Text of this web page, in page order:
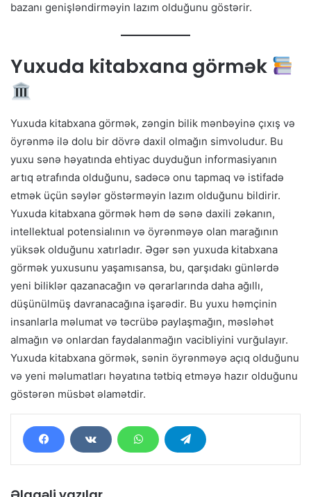
bazanı genişləndirməyin lazım olduğunu göstərir.
Yuxuda kitabxana görmək
Yuxuda kitabxana görmək, zəngin bilik mənbəyinə çıxış və
öyrənmə ilə dolu bir dövrə daxil olmağın simvoludur. Bu
yuxu sənə həyatında ehtiyac duyduğun informasiyanın
artıq ətrafında olduğunu, sadəcə onu tapmaq və istifadə
etmək üçün səylər göstərməyin lazım olduğunu bildirir.
Yuxuda kitabxana görmək həm də sənə daxili zəkanın,
intellektual potensialının və öyrənməyə olan marağının
yüksək olduğunu xatırladır. Əgər sən yuxuda kitabxana
görmək yuxusunu yaşamısansa, bu, qarşıdakı günlərdə
yeni biliklər qazanacağın və qərarlarında daha ağıllı,
düşünülmüş davranacağına işarədir. Bu yuxu həmçinin
insanlarla məlumat və təcrübə paylaşmağın, məsləhət
almağın və onlardan faydalanmağın vacibliyini vurğulayır.
Yuxuda kitabxana görmək, sənin öyrənməyə açıq olduğunu
və yeni məlumatları həyatına tətbiq etməyə hazır olduğunu
göstərən müsbət əlamətdir.